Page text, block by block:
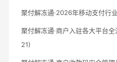
聚付解冻通·2026年移动支付行
聚付解冻通·商户入驻各大平台
21)